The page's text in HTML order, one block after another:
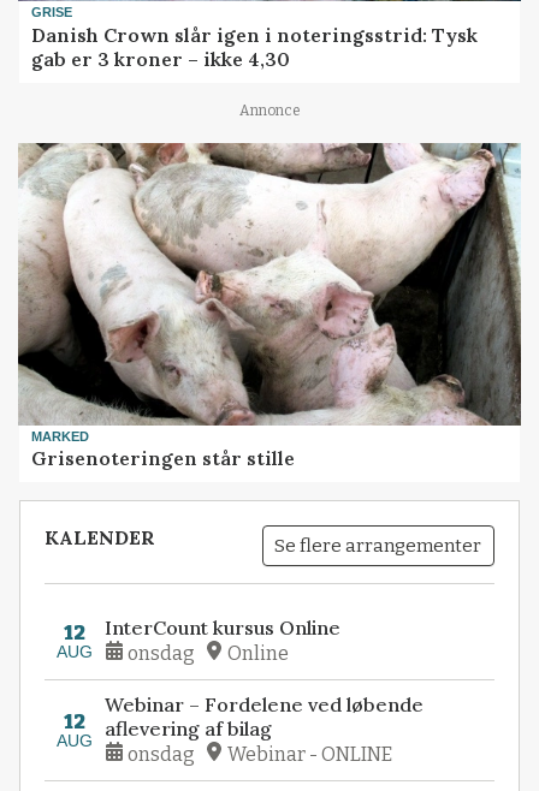
GRISE
Danish Crown slår igen i noteringsstrid: Tysk
gab er 3 kroner – ikke 4,30
Annonce
MARKED
Grisenoteringen står stille
KALENDER Se flere arrangementer
12
AUG
InterCount kursus Online
onsdag Online
12
AUG
Webinar – Fordelene ved løbende
aflevering af bilag
onsdag Webinar - ONLINE